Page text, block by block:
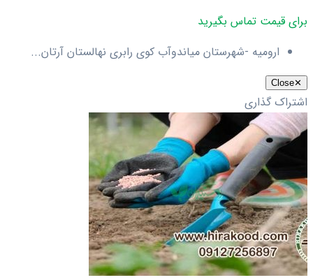
برای قیمت تماس بگیرید
ارومیه -شهرستان میاندوآب کوی رابری نهالستان آرتان...
✕
Close
اشتراک گذاری